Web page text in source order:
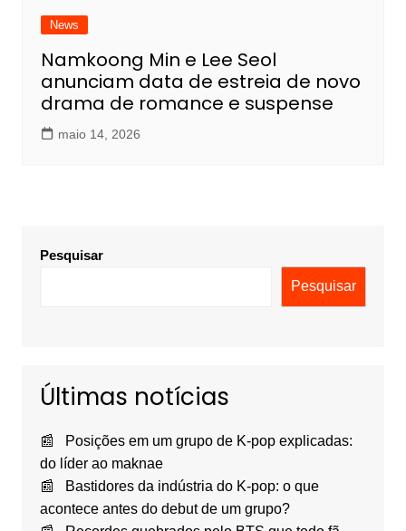
News
Namkoong Min e Lee Seol
anunciam data de estreia de novo
drama de romance e suspense
maio 14, 2026
Pesquisar
Pesquisar
Últimas notícias
Posições em um grupo de K-pop explicadas:
do líder ao maknae
Bastidores da indústria do K-pop: o que
acontece antes do debut de um grupo?